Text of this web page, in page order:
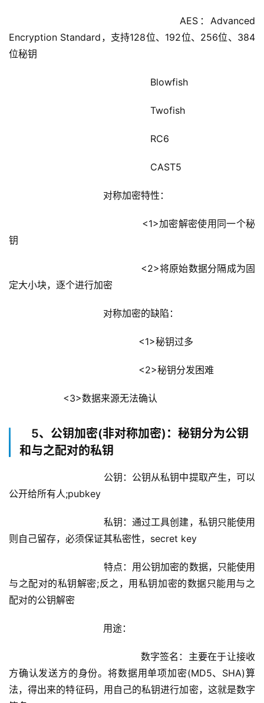
Encryption Standard，支持128位、192位、256位、384
位秘钥
				                Blowfish
				                Twofish
				                RC6
				                CAST5
			        对称加密特性：
钥
定大小块，逐个进行加密
			        对称加密的缺陷：
				            <1>秘钥过多
				            <2>秘钥分发困难
<3>数据来源无法确认
5、公钥加密(非对称加密)：秘钥分为公钥
和与之配对的私钥
公开给所有人;pubkey
则自己留存，必须保证其私密性，secret key
与之配对的私钥解密;反之，用私钥加密的数据只能用与之
配对的公钥解密
			        用途：
方确认发送方的身份。将数据用单项加密(MD5、SHA)算
法，得出来的特征码，用自己的私钥进行加密，这就是数字